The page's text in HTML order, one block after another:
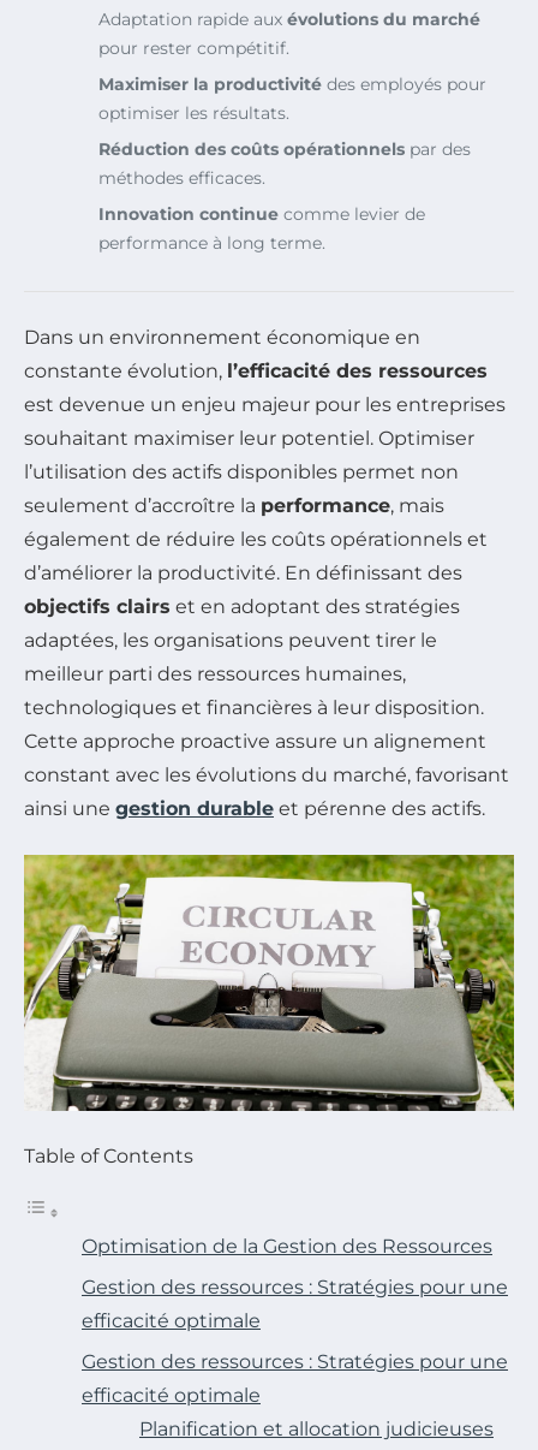
Adaptation rapide aux évolutions du marché
pour rester compétitif.
Maximiser la productivité des employés pour
optimiser les résultats.
Réduction des coûts opérationnels par des
méthodes efficaces.
Innovation continue comme levier de
performance à long terme.
Dans un environnement économique en
constante évolution, l’efficacité des ressources
est devenue un enjeu majeur pour les entreprises
souhaitant maximiser leur potentiel. Optimiser
l’utilisation des actifs disponibles permet non
seulement d’accroître la performance, mais
également de réduire les coûts opérationnels et
d’améliorer la productivité. En définissant des
objectifs clairs et en adoptant des stratégies
adaptées, les organisations peuvent tirer le
meilleur parti des ressources humaines,
technologiques et financières à leur disposition.
Cette approche proactive assure un alignement
constant avec les évolutions du marché, favorisant
ainsi une gestion durable et pérenne des actifs.
Table of Contents
Optimisation de la Gestion des Ressources
Gestion des ressources : Stratégies pour une
efficacité optimale
Gestion des ressources : Stratégies pour une
efficacité optimale
Planification et allocation judicieuses